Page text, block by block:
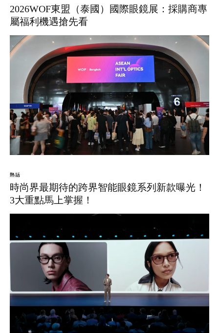
2026WOF東盟（泰國）國際眼鏡展：採購商專
屬福利機遇搶先看
熱話
時尚界最期待的跨界智能眼鏡系列新款曝光！
3大重點馬上掌握！